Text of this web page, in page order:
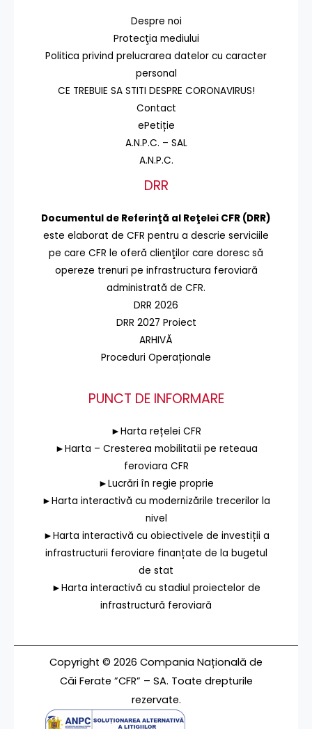
Despre noi
Protecţia mediului
Politica privind prelucrarea datelor cu caracter
personal
CE TREBUIE SA STITI DESPRE CORONAVIRUS!
Contact
ePetiție
A.N.P.C. – SAL
A.N.P.C.
DRR
Documentul de Referinţă al Reţelei CFR (DRR)
este elaborat de CFR pentru a descrie serviciile
pe care CFR le oferă clienţilor care doresc să
opereze trenuri pe infrastructura feroviară
administrată de CFR.
DRR 2026
DRR 2027 Proiect
ARHIVĂ
Proceduri Operaționale
PUNCT DE INFORMARE
►Harta rețelei CFR
►Harta – Cresterea mobilitatii pe reteaua
feroviara CFR
►Lucrări în regie proprie
►Harta interactivă cu modernizările trecerilor la
nivel
►Harta interactivă cu obiectivele de investiții a
infrastructurii feroviare finanțate de la bugetul
de stat
►Harta interactivă cu stadiul proiectelor de
infrastructură feroviară
Copyright © 2026 Compania Națională de
Căi Ferate ”CFR” – SA. Toate drepturile
rezervate.